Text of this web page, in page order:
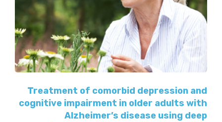
Treatment of comorbid depression and
cognitive impairment in older adults with
Alzheimer’s disease using deep